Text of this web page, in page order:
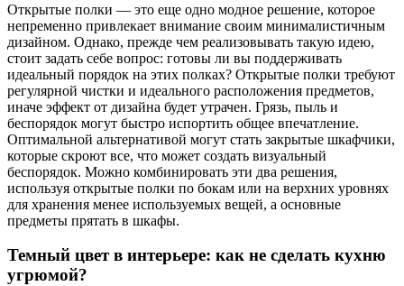
Открытые полки — это еще одно модное решение, которое
непременно привлекает внимание своим минималистичным
дизайном. Однако, прежде чем реализовывать такую идею,
стоит задать себе вопрос: готовы ли вы поддерживать
идеальный порядок на этих полках? Открытые полки требуют
регулярной чистки и идеального расположения предметов,
иначе эффект от дизайна будет утрачен. Грязь, пыль и
беспорядок могут быстро испортить общее впечатление.
Оптимальной альтернативой могут стать закрытые шкафчики,
которые скроют все, что может создать визуальный
беспорядок. Можно комбинировать эти два решения,
используя открытые полки по бокам или на верхних уровнях
для хранения менее используемых вещей, а основные
предметы прятать в шкафы.
Темный цвет в интерьере: как не сделать кухню
угрюмой?